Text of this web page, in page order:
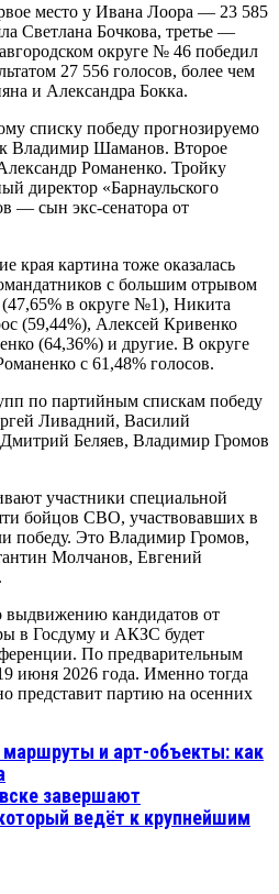
место у Ивана Лоора — 23 585
Светлана Бочкова, третье —
округе № 46 победил
27 556 голосов, более чем
и Александра Бокка.
списку победу прогнозируемо
Владимир Шаманов. Второе
Романенко. Тройку
директор «Барнаульского
— сын экс-сенатора от
края картина тоже оказалась
с большим отрывом
в округе №1), Никита
(59,44%), Алексей Кривенко
(64,36%) и другие. В округе
с 61,48% голосов.
по партийным спискам победу
Ливадний, Василий
Беляев, Владимир Громов
участники специальной
бойцов СВО, участвовавших в
победу. Это Владимир Громов,
Молчанов, Евгений
выдвижению кандидатов от
в Госдуму и АКЗС будет
По предварительным
июня 2026 года. Именно тогда
представит партию на осенних
и арт-объекты: как
завершают
ведёт к крупнейшим